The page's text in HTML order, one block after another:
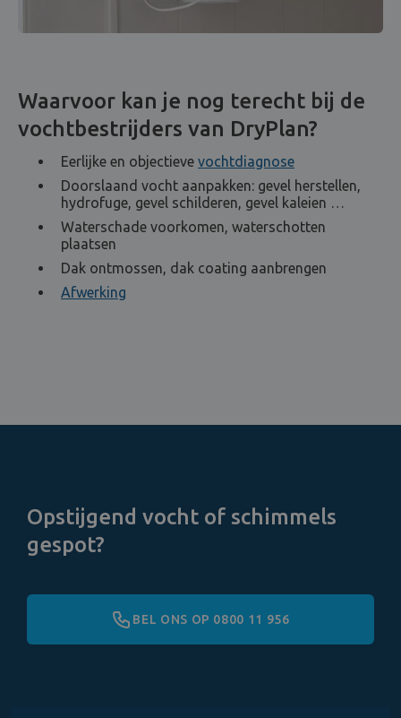
Waarvoor kan je nog terecht bij de
vochtbestrijders van DryPlan?
Eerlijke en objectieve vochtdiagnose
Doorslaand vocht aanpakken: gevel herstellen,
hydrofuge, gevel schilderen, gevel kaleien …
Waterschade voorkomen, waterschotten
plaatsen
Dak ontmossen, dak coating aanbrengen
Afwerking
Opstijgend vocht of schimmels
gespot?
BEL ONS OP 0800 11 956